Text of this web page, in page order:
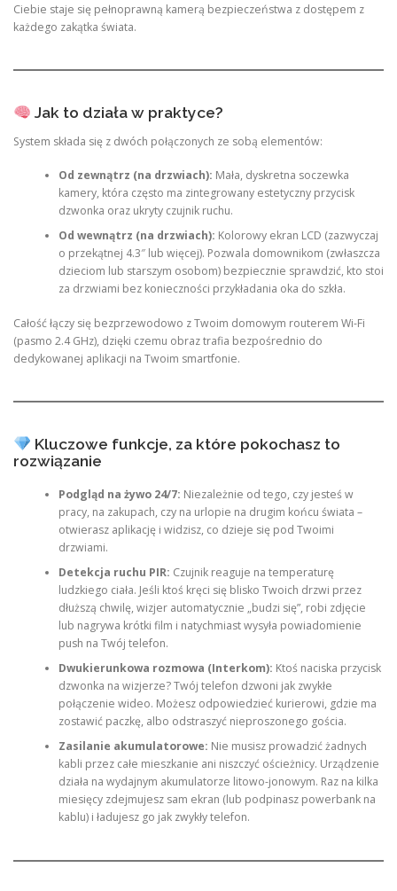
Ciebie staje się pełnoprawną kamerą bezpieczeństwa z dostępem z
każdego zakątka świata.
Jak to działa w praktyce?
System składa się z dwóch połączonych ze sobą elementów:
Od zewnątrz (na drzwiach): Mała, dyskretna soczewka
kamery, która często ma zintegrowany estetyczny przycisk
dzwonka oraz ukryty czujnik ruchu.
Od wewnątrz (na drzwiach): Kolorowy ekran LCD (zazwyczaj
o przekątnej 4.3″ lub więcej). Pozwala domownikom (zwłaszcza
dzieciom lub starszym osobom) bezpiecznie sprawdzić, kto stoi
za drzwiami bez konieczności przykładania oka do szkła.
Całość łączy się bezprzewodowo z Twoim domowym routerem Wi-Fi
(pasmo 2.4 GHz), dzięki czemu obraz trafia bezpośrednio do
dedykowanej aplikacji na Twoim smartfonie.
Kluczowe funkcje, za które pokochasz to
rozwiązanie
Podgląd na żywo 24/7: Niezależnie od tego, czy jesteś w
pracy, na zakupach, czy na urlopie na drugim końcu świata –
otwierasz aplikację i widzisz, co dzieje się pod Twoimi
drzwiami.
Detekcja ruchu PIR: Czujnik reaguje na temperaturę
ludzkiego ciała. Jeśli ktoś kręci się blisko Twoich drzwi przez
dłuższą chwilę, wizjer automatycznie „budzi się”, robi zdjęcie
lub nagrywa krótki film i natychmiast wysyła powiadomienie
push na Twój telefon.
Dwukierunkowa rozmowa (Interkom): Ktoś naciska przycisk
dzwonka na wizjerze? Twój telefon dzwoni jak zwykłe
połączenie wideo. Możesz odpowiedzieć kurierowi, gdzie ma
zostawić paczkę, albo odstraszyć nieproszonego gościa.
Zasilanie akumulatorowe: Nie musisz prowadzić żadnych
kabli przez całe mieszkanie ani niszczyć ościeżnicy. Urządzenie
działa na wydajnym akumulatorze litowo-jonowym. Raz na kilka
miesięcy zdejmujesz sam ekran (lub podpinasz powerbank na
kablu) i ładujesz go jak zwykły telefon.